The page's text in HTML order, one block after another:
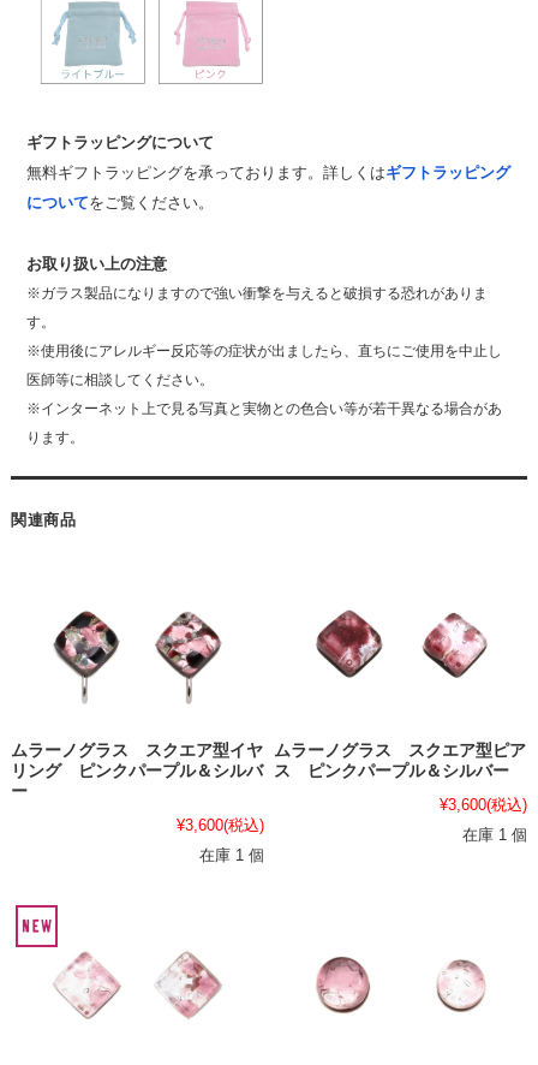
ギフトラッピングについて
無料ギフトラッピングを承っております。詳しくはギフトラッピング
についてをご覧ください。
お取り扱い上の注意
※ガラス製品になりますので強い衝撃を与えると破損する恐れがありま
す。
※使用後にアレルギー反応等の症状が出ましたら、直ちにご使用を中止し
医師等に相談してください。
※インターネット上で見る写真と実物との色合い等が若干異なる場合があ
ります。
関連商品
ムラーノグラス スクエア型イヤ
リング ピンクパープル＆シルバ
ー
¥3,600(税込)
在庫 1 個
ムラーノグラス スクエア型ピア
ス ピンクパープル＆シルバー
¥3,600(税込)
在庫 1 個